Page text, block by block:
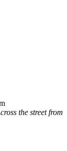
the street from